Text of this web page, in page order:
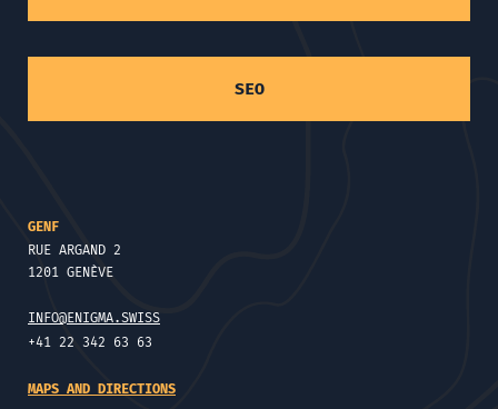
SEO
GENF
RUE ARGAND 2
1201 GENÈVE
INFO@ENIGMA.SWISS
+41 22 342 63 63
MAPS AND DIRECTIONS